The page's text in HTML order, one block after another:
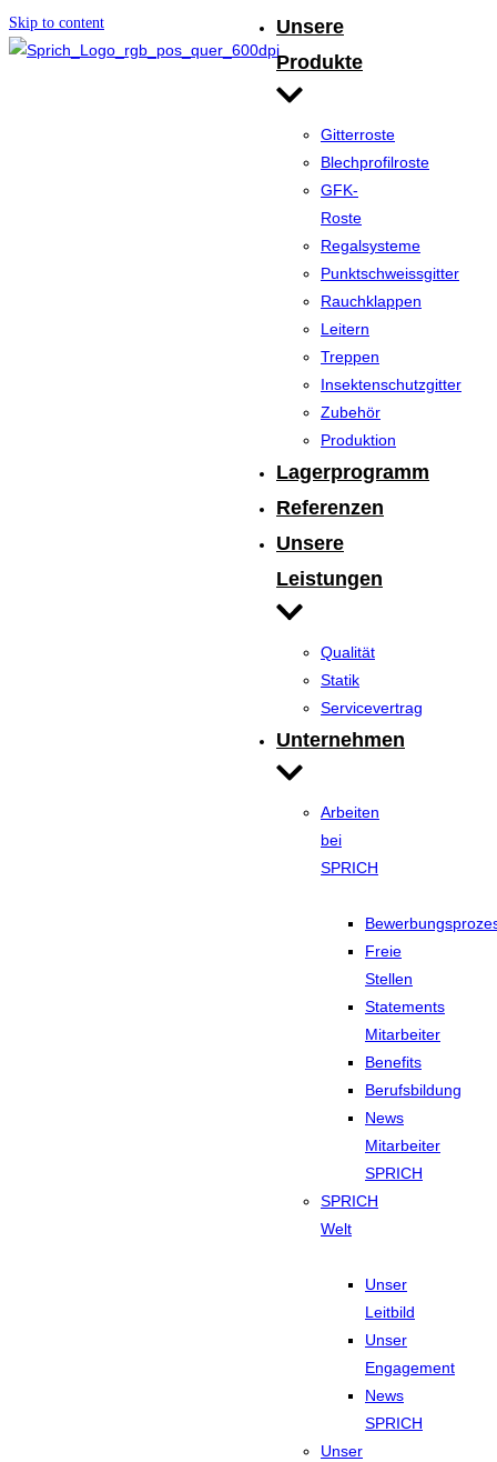
Skip to content
Unsere
Produkte
Gitterroste
Blechprofilroste
GFK-
Roste
Regalsysteme
Punktschweissgitter
Rauchklappen
Leitern
Treppen
Insektenschutzgitter
Zubehör
Produktion
Lagerprogramm
Referenzen
Unsere
Leistungen
Qualität
Statik
Servicevertrag
Unternehmen
Arbeiten
bei
SPRICH
Freie
Stellen
Statements
Mitarbeiter
Benefits
Berufsbildung
News
Mitarbeiter
SPRICH
SPRICH
Welt
Unser
Leitbild
Unser
Engagement
News
SPRICH
Unser